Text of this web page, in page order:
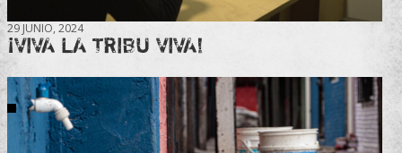
29 JUNIO, 2024
¡VIVA LA TRIBU VIVA!